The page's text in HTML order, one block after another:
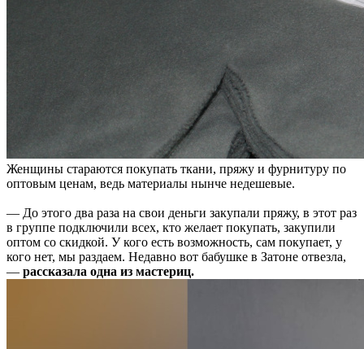
Женщины стараются покупать ткани, пряжу и фурнитуру по
оптовым ценам, ведь материалы нынче недешевые.
— До этого два раза на свои деньги закупали пряжу, в этот раз
в группе подключили всех, кто желает покупать, закупили
оптом со скидкой. У кого есть возможность, сам покупает, у
кого нет, мы раздаем. Недавно вот бабушке в Затоне отвезла,
— рассказала одна из мастериц.